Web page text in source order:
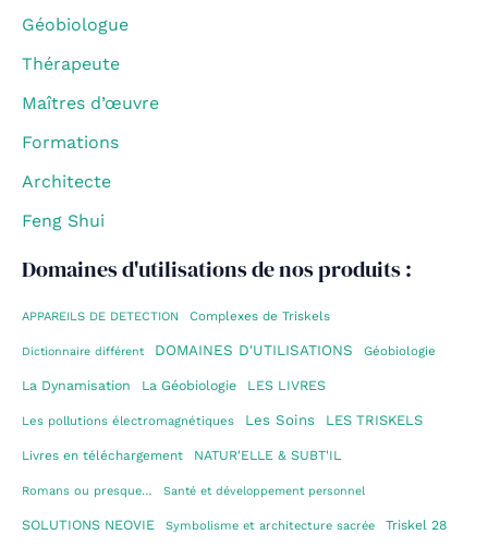
Géobiologue
Thérapeute
Maîtres d’œuvre
Formations
Architecte
Feng Shui
Domaines d'utilisations de nos produits :
APPAREILS DE DETECTION Complexes de Triskels
Dictionnaire différent DOMAINES D'UTILISATIONS Géobiologie
La Dynamisation La Géobiologie LES LIVRES
Les pollutions électromagnétiques Les Soins LES TRISKELS
Livres en téléchargement NATUR'ELLE & SUBT'IL
Romans ou presque… Santé et développement personnel
SOLUTIONS NEOVIE Symbolisme et architecture sacrée Triskel 28